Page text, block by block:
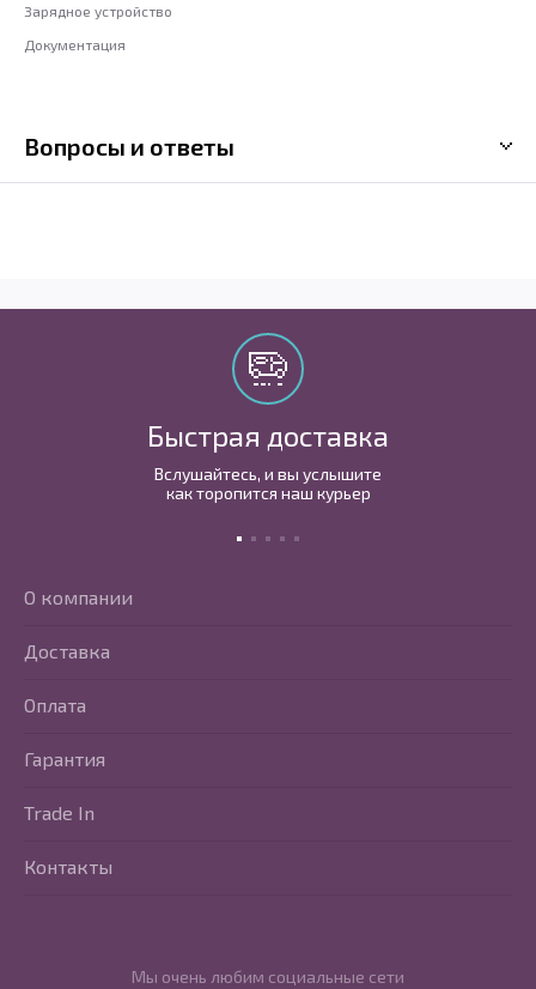
Зарядное устройство
Документация
Вопросы и ответы
Быстрая доставка
Вслушайтесь, и вы услышите
как торопится наш курьер
Мы очень любим социальные сети
О компании
Доставка
Оплата
Гарантия
Trade In
Контакты